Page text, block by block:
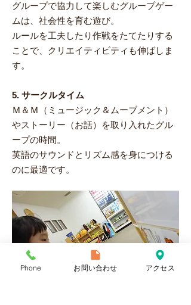
グループで協力して楽しむグループゲー
ムは、社会性を育む遊び。
ルールを工夫したり作戦をたてたりする
ことで、クリエイティビティも伸ばしま
す。
5. サークルタイム
Ｍ＆Ｍ（ミュージック＆ムーブメント）
やストーリー（お話）を取り入れたグル
ープの時間。
英語のサウンドとリズム感を身につける
のに最適です。
Phone お問い合わせ アクセス